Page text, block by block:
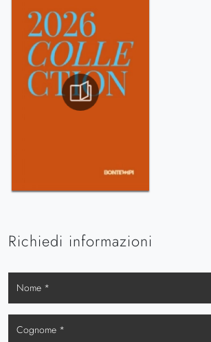
Richiedi informazioni